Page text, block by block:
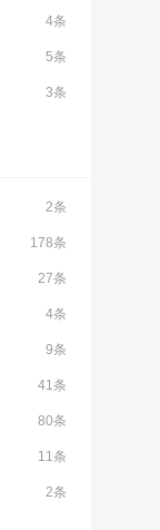
4条
5条
3条
2条
178条
27条
4条
9条
41条
80条
11条
2条